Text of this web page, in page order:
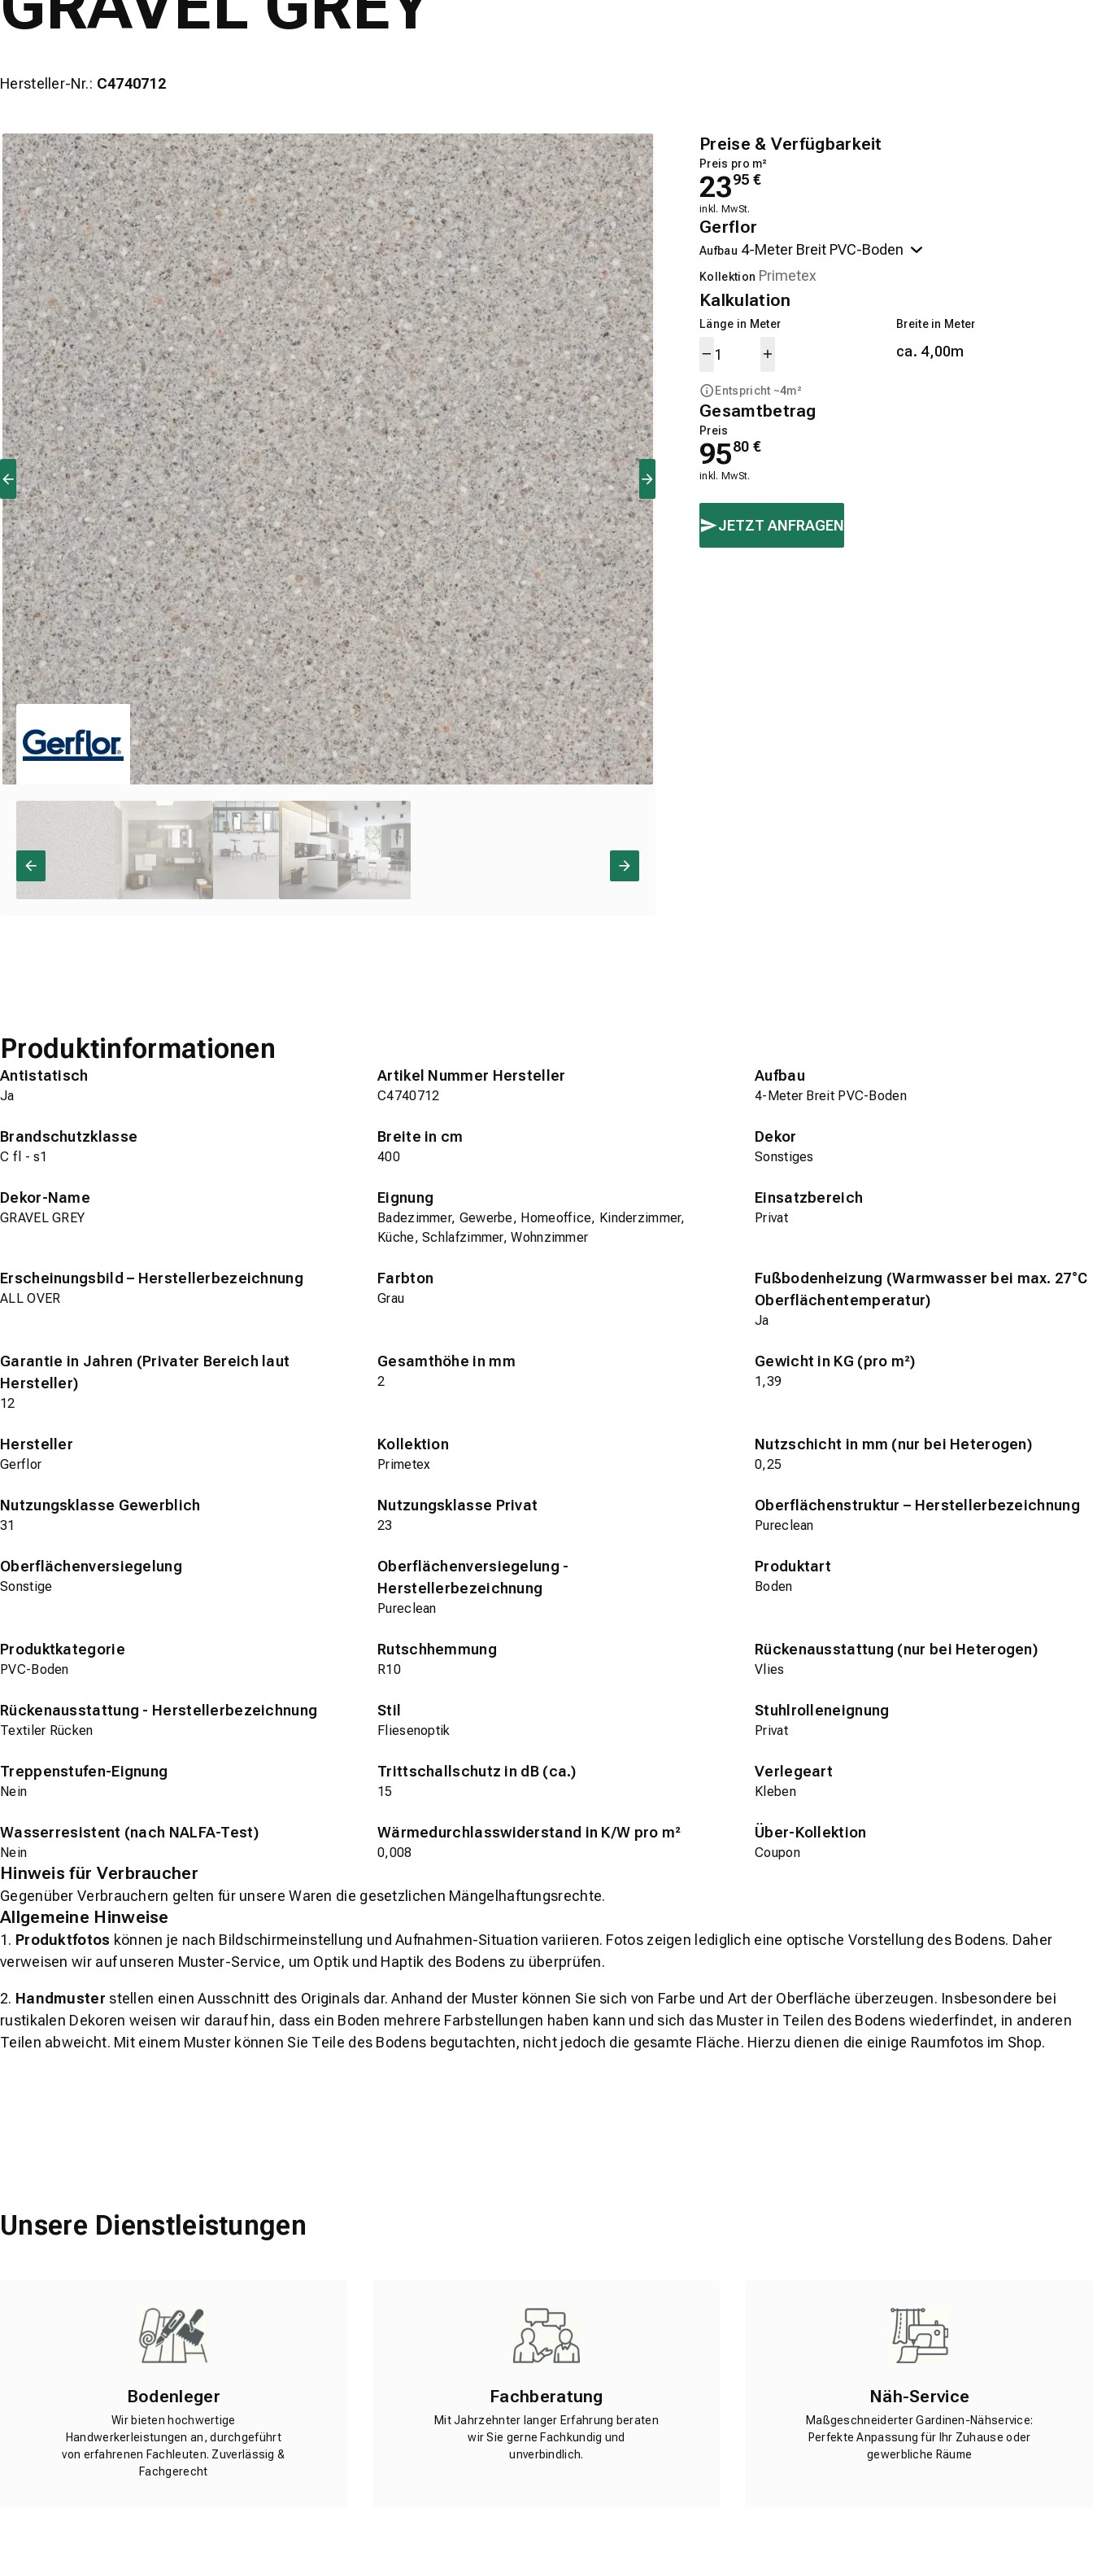
Hersteller-Nr.: C4740712
Preise & Verfügbarkeit
Preis pro m²
2395 €
inkl. MwSt.
Gerflor
Aufbau
Kollektion
Kalkulation
Länge in Meter
Entspricht ~4m²
Breite in Meter
ca. 4,00m
Gesamtbetrag
Preis
9580 €
inkl. MwSt.
JETZT ANFRAGEN
Produktinformationen
Antistatisch
Ja
Artikel Nummer Hersteller
C4740712
Aufbau
4-Meter Breit PVC-Boden
Brandschutzklasse
C fl - s1
Breite in cm
400
Dekor
Sonstiges
Dekor-Name
GRAVEL GREY
Eignung
Badezimmer, Gewerbe, Homeoffice, Kinderzimmer,
Küche, Schlafzimmer, Wohnzimmer
Einsatzbereich
Privat
Erscheinungsbild – Herstellerbezeichnung
ALL OVER
Farbton
Grau
Fußbodenheizung (Warmwasser bei max. 27°C
Oberflächentemperatur)
Ja
Garantie in Jahren (Privater Bereich laut
Hersteller)
12
Gesamthöhe in mm
2
Gewicht in KG (pro m²)
1,39
Hersteller
Gerflor
Kollektion
Primetex
Nutzschicht in mm (nur bei Heterogen)
0,25
Nutzungsklasse Gewerblich
31
Nutzungsklasse Privat
23
Oberflächenstruktur – Herstellerbezeichnung
Pureclean
Oberflächenversiegelung
Sonstige
Oberflächenversiegelung -
Herstellerbezeichnung
Pureclean
Produktart
Boden
Produktkategorie
PVC-Boden
Rutschhemmung
R10
Rückenausstattung (nur bei Heterogen)
Vlies
Rückenausstattung - Herstellerbezeichnung
Textiler Rücken
Stil
Fliesenoptik
Stuhlrolleneignung
Privat
Treppenstufen-Eignung
Nein
Trittschallschutz in dB (ca.)
15
Verlegeart
Kleben
Wasserresistent (nach NALFA-Test)
Nein
Wärmedurchlasswiderstand in K/W pro m²
0,008
Über-Kollektion
Coupon
Hinweis für Verbraucher
Gegenüber Verbrauchern gelten für unsere Waren die gesetzlichen Mängelhaftungsrechte.
Allgemeine Hinweise
1. Produktfotos können je nach Bildschirmeinstellung und Aufnahmen-Situation variieren. Fotos zeigen lediglich eine optische Vorstellung des Bodens. Daher
verweisen wir auf unseren Muster-Service, um Optik und Haptik des Bodens zu überprüfen.
2. Handmuster stellen einen Ausschnitt des Originals dar. Anhand der Muster können Sie sich von Farbe und Art der Oberfläche überzeugen. Insbesondere bei
rustikalen Dekoren weisen wir darauf hin, dass ein Boden mehrere Farbstellungen haben kann und sich das Muster in Teilen des Bodens wiederfindet, in anderen
Teilen abweicht. Mit einem Muster können Sie Teile des Bodens begutachten, nicht jedoch die gesamte Fläche. Hierzu dienen die einige Raumfotos im Shop.
Unsere Dienstleistungen
Bodenleger
Wir bieten hochwertige
Handwerkerleistungen an, durchgeführt
von erfahrenen Fachleuten. Zuverlässig &
Fachgerecht
Fachberatung
Mit Jahrzehnter langer Erfahrung beraten
wir Sie gerne Fachkundig und
unverbindlich.
Näh-Service
Maßgeschneiderter Gardinen-Nähservice:
Perfekte Anpassung für Ihr Zuhause oder
gewerbliche Räume